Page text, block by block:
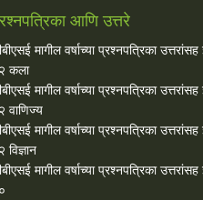
आणि उत्तरे
मागील वर्षाच्या प्रश्‍नपत्रिका उत्तरांसह
कला
मागील वर्षाच्या प्रश्‍नपत्रिका उत्तरांसह
वाणिज्य
मागील वर्षाच्या प्रश्‍नपत्रिका उत्तरांसह
विज्ञान
मागील वर्षाच्या प्रश्‍नपत्रिका उत्तरांसह